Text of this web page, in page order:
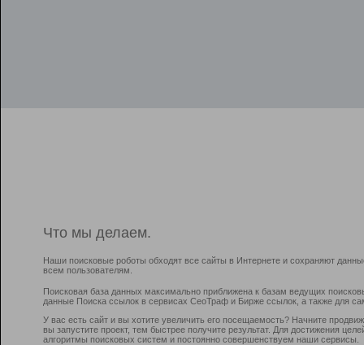
Что мы делаем.
Наши поисковые роботы обходят все сайты в Интернете и сохраняют
всем пользователям.
Поисковая база данных максимально приближена к базам ведущих
данные Поиска ссылок в сервисах СеоТраф и Бирже ссылок, а также для
У вас есть сайт и вы хотите увеличить его посещаемость? Начните
вы запустите проект, тем быстрее получите результат. Для достижения
алгоритмы поисковых систем и постоянно совершенствуем наши сервисы.